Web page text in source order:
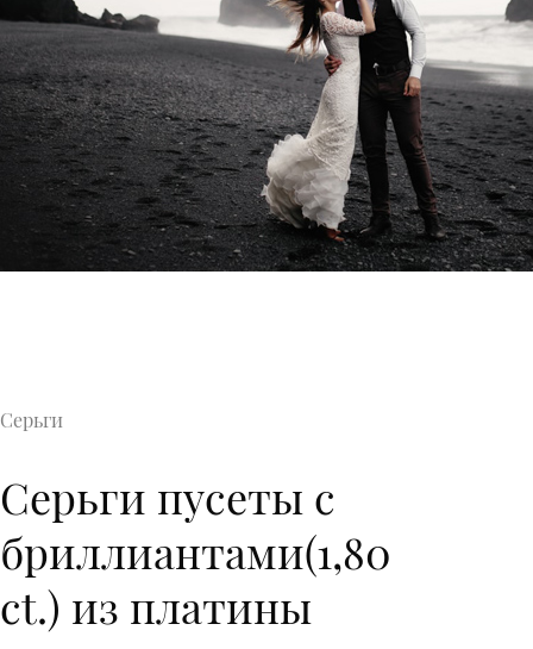
Серьги
Серьги пусеты с
бриллиантами(1,80
ct.) из платины